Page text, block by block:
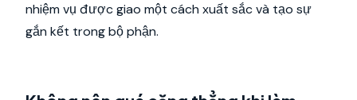
nhiệm vụ được giao một cách xuất sắc và tạo sự
gắn kết trong bộ phận.